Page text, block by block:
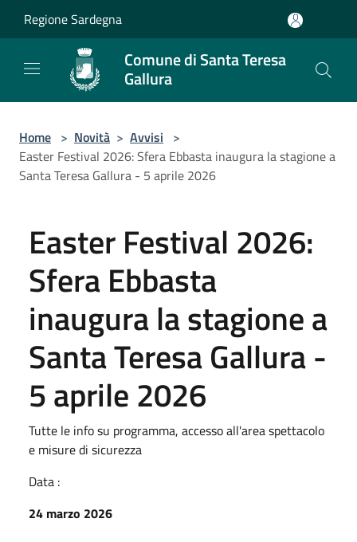
Regione Sardegna
Comune di Santa Teresa
Gallura
Home > Novità > Avvisi >
Easter Festival 2026: Sfera Ebbasta inaugura la stagione a
Santa Teresa Gallura - 5 aprile 2026
Easter Festival 2026:
Sfera Ebbasta
inaugura la stagione a
Santa Teresa Gallura -
5 aprile 2026
Tutte le info su programma, accesso all'area spettacolo
e misure di sicurezza
Data :
24 marzo 2026